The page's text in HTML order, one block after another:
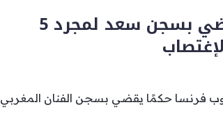
محكمة فرنسية تقضي بسجن سعد لمجرد 5
فرنسا حكمًا يقضي بسجن الفنان المغربي